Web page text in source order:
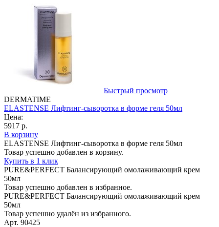
Быстрый просмотр
DERMATIME
ELASTENSE Лифтинг-сыворотка в форме геля 50мл
Цена:
5917 р.
В корзину
ELASTENSE Лифтинг-сыворотка в форме геля 50мл
Товар успешно добавлен в корзину.
Купить в 1 клик
PURE&PERFECT Балансирующий омолаживающий крем
50мл
Товар успешно добавлен в избранное.
PURE&PERFECT Балансирующий омолаживающий крем
50мл
Товар успешно удалён из избранного.
Арт. 90425